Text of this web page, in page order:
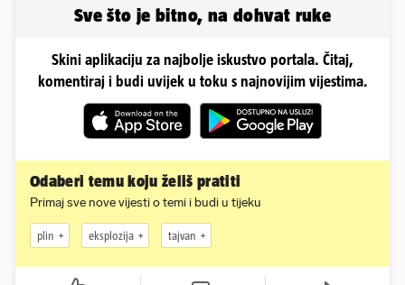
Sve što je bitno, na dohvat ruke
Skini aplikaciju za najbolje iskustvo portala. Čitaj,
komentiraj i budi uvijek u toku s najnovijim vijestima.
Odaberi temu koju želiš pratiti
Primaj sve nove vijesti o temi i budi u tijeku
plin eksplozija tajvan